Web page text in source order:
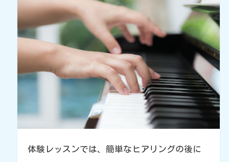
体験レッスンでは、簡単なヒアリングの後に